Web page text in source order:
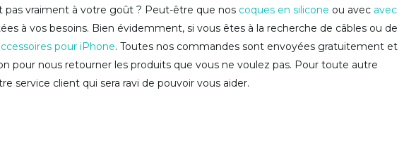
pas vraiment à votre goût ? Peut-être que nos coques en silicone ou avec avec
à vos besoins. Bien évidemment, si vous êtes à la recherche de câbles ou de
pour iPhone. Toutes nos commandes sont envoyées gratuitement et
pour nous retourner les produits que vous ne voulez pas. Pour toute autre
service client qui sera ravi de pouvoir vous aider.